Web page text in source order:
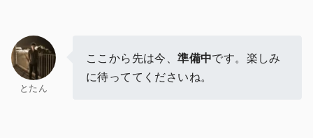
とたん
ここから先は今、準備中です。楽しみ
に待っててくださいね。